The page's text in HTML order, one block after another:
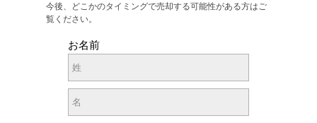
今後、どこかのタイミングで売却する可能性がある方はご
覧ください。
お名前